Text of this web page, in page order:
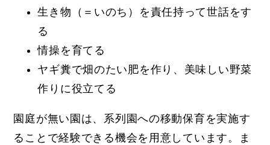
生き物（＝いのち）を責任持って世話をす
る
情操を育てる
ヤギ糞で畑のたい肥を作り、美味しい野菜
作りに役立てる
園庭が無い園は、 系列園への移動保育を実施す
ることで経験できる機会を用意してい ます。ま